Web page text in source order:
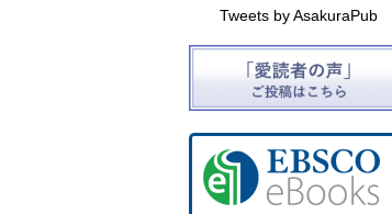
Tweets by AsakuraPub